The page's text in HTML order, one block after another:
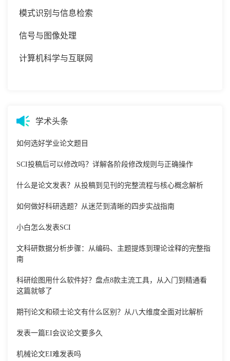
模式识别与信息检索
信号与图像处理
计算机科学与互联网
学术头条
如何选好学业论文题目
SCI投稿后可以修改吗？详解各阶段修改规则与正确操作
什么是论文发表？从投稿到见刊的完整流程与核心概念解析
如何做好科研选题？从迷茫到清晰的四步实战指南
小白怎么发表SCI
文科研数据分析步骤：从编码、主题提炼到理论诠释的完整指
南
科研绘图用什么软件好？盘点8款主流工具，从入门到精通看
这篇就够了
期刊论文和硕士论文有什么区别？从八大维度全面对比解析
发表一篇EI会议论文要多久
机械论文EI难发表吗